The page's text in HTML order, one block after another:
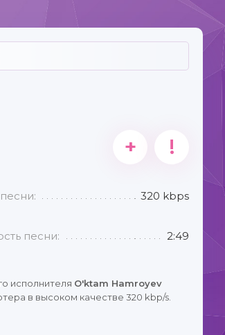
+ !
320 kbps
песни: 2:49
исполнителя O'ktam Hamroyev
в высоком качестве 320 kbp/s.